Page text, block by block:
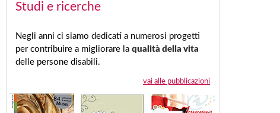
Studi e ricerche
Negli anni ci siamo dedicati a numerosi progetti
per contribuire a migliorare la qualità della vita
delle persone disabili.
vai alle pubblicazioni